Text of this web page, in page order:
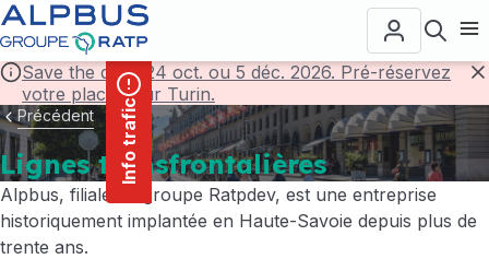
principal
Save the date! 24 oct. ou 5 déc. 2026. Pré-réservez
votre place pour Turin.
Info trafic
Précédent
Lignes transfrontalières
Alpbus, filiale du groupe Ratpdev, est une entreprise
historiquement implantée en Haute-Savoie depuis plus de
trente ans.
Panneau de gestion des cookies